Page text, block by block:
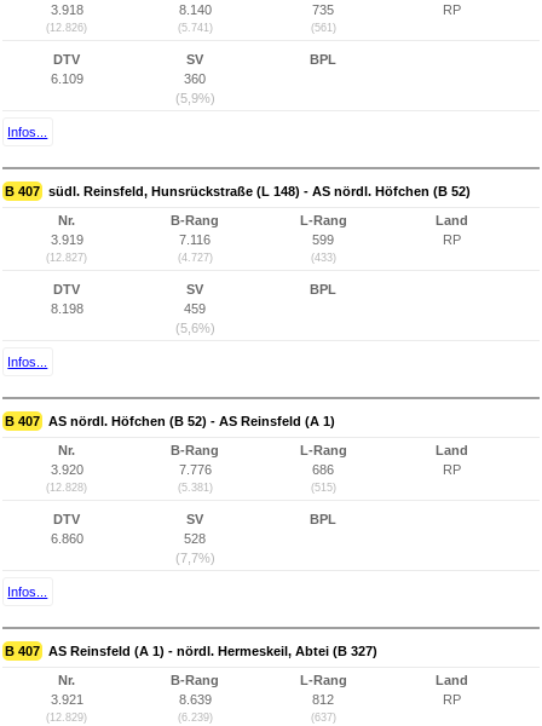
3.918
(12.826)
8.140
(5.741)
735
(561)
RP
DTV
6.109
SV
360
(5,9%)
BPL
Infos...
B 407 südl. Reinsfeld, Hunsrückstraße (L 148) - AS nördl. Höfchen (B 52)
Nr.
3.919
(12.827)
B-Rang
7.116
(4.727)
L-Rang
599
(433)
Land
RP
DTV
8.198
SV
459
(5,6%)
BPL
Infos...
B 407 AS nördl. Höfchen (B 52) - AS Reinsfeld (A 1)
Nr.
3.920
(12.828)
B-Rang
7.776
(5.381)
L-Rang
686
(515)
Land
RP
DTV
6.860
SV
528
(7,7%)
BPL
Infos...
B 407 AS Reinsfeld (A 1) - nördl. Hermeskeil, Abtei (B 327)
Nr.
3.921
(12.829)
B-Rang
8.639
(6.239)
L-Rang
812
(637)
Land
RP